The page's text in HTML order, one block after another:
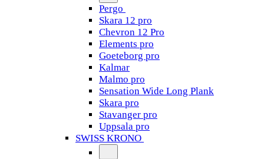
Pergo
Skara 12 pro
Chevron 12 Pro
Elements pro
Goeteborg pro
Kalmar
Malmo pro
Sensation Wide Long Plank
Skara pro
Stavanger pro
Uppsala pro
SWISS KRONO